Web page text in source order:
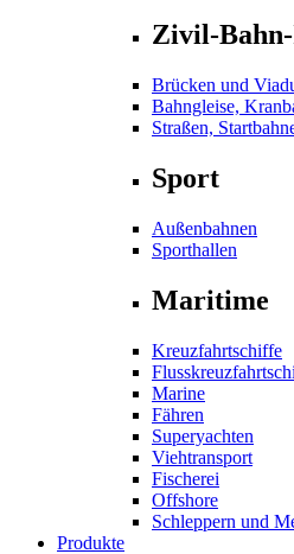
Zivil-
Brücken und
Bahngleise,
Straßen,
Sport
Außenbahnen
Sporthallen
Maritime
Kreuzfahrtschiffe
Marine
Fähren
Superyachten
Viehtransport
Fischerei
Offshore
Schleppern und
Produkte